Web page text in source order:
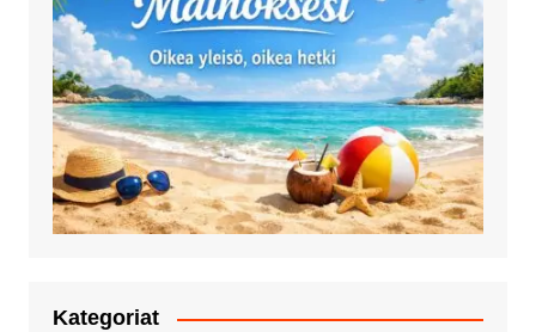
Kategoriat